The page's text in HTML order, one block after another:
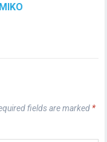
MIKO
fields are marked *